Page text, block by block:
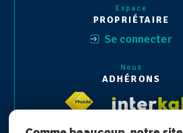
Espace
PROPRIÉTAIRE
Se connecter
Nous
ADHÉRONS